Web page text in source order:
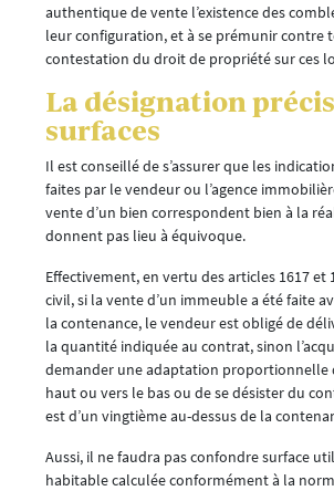
authentique de vente l’existence des
leur configuration, et à se prémunir contre
contestation du droit de propriété sur ces
La désignation
surfaces
Il est conseillé de s’assurer que les
faites par le vendeur ou l’agence
vente d’un bien correspondent bien à la
donnent pas lieu à équivoque.
Effectivement, en vertu des articles 1617 et
civil, si la vente d’un immeuble a été faite
la contenance, le vendeur est obligé de
la quantité indiquée au contrat, sinon
demander une adaptation proportionnelle
haut ou vers le bas ou de se désister du
est d’un vingtième au-dessus de la
Aussi, il ne faudra pas confondre surface
habitable calculée conformément à la